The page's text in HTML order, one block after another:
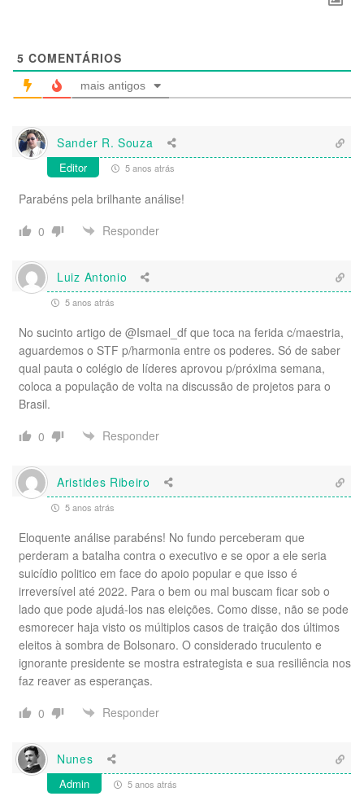
5 COMENTÁRIOS
mais antigos
Sander R. Souza
Editor 5 anos atrás
Parabéns pela brilhante análise!
0
Responder
Luiz Antonio
5 anos atrás
No sucinto artigo de @Ismael_df que toca na ferida c/maestria,
aguardemos o STF p/harmonia entre os poderes. Só de saber
qual pauta o colégio de líderes aprovou p/próxima semana,
coloca a população de volta na discussão de projetos para o
Brasil.
0
Responder
Aristides Ribeiro
5 anos atrás
Eloquente análise parabéns! No fundo perceberam que
perderam a batalha contra o executivo e se opor a ele seria
suicídio politico em face do apoio popular e que isso é
irreversível até 2022. Para o bem ou mal buscam ficar sob o
lado que pode ajudá-los nas eleições. Como disse, não se pode
esmorecer haja visto os múltiplos casos de traição dos últimos
eleitos à sombra de Bolsonaro. O considerado truculento e
ignorante presidente se mostra estrategista e sua resiliência nos
faz reaver as esperanças.
0
Responder
Nunes
Admin 5 anos atrás